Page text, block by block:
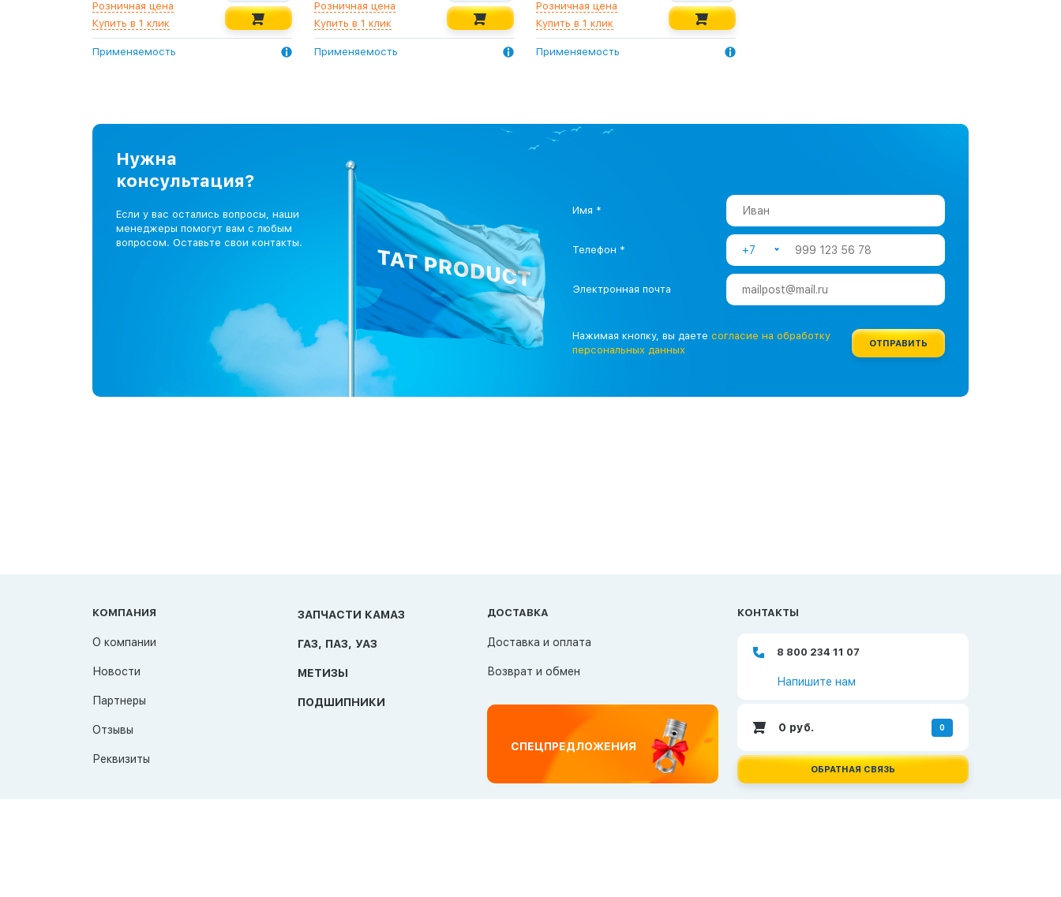
Розничная цена
Купить в 1 клик
Применяемость
Розничная цена
Купить в 1 клик
Применяемость
Розничная цена
Купить в 1 клик
Применяемость
Нужна
консультация?
Если у вас остались вопросы, наши
менеджеры помогут вам с любым
вопросом. Оставьте свои контакты.
Имя *
Телефон * +7
Электронная почта
Нажимая кнопку, вы даете согласие на обработку
персональных данных
ОТПРАВИТЬ
КОМПАНИЯ
О компании
Новости
Партнеры
Отзывы
Реквизиты
ЗАПЧАСТИ КАМАЗ
ГАЗ, ПАЗ, УАЗ
МЕТИЗЫ
ПОДШИПНИКИ
ДОСТАВКА
Доставка и оплата
Возврат и обмен
СПЕЦПРЕДЛОЖЕНИЯ
КОНТАКТЫ
8 800 234 11 07
Напишите нам
0 руб. 0
ОБРАТНАЯ СВЯЗЬ